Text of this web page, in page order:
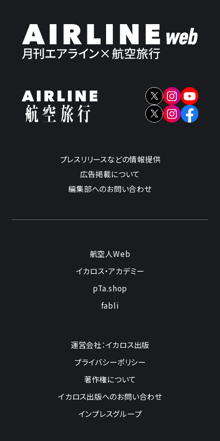
プレスリリースなどの情報提供
広告掲載について
編集部へのお問い合わせ
航空人Web
イカロス・アカデミー
pTa.shop
fabli
運営会社：イカロス出版
プライバシーポリシー
著作権について
イカロス出版へのお問い合わせ
インプレスグループ